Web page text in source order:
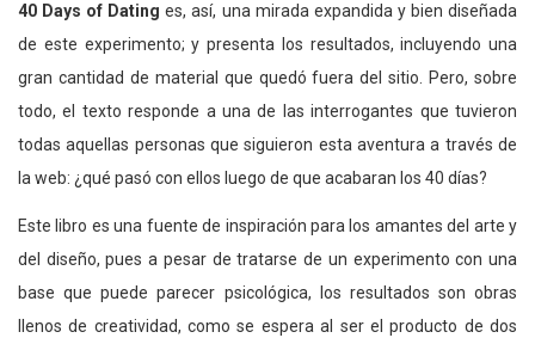
40 Days of Dating es, así, una mirada expandida y bien diseñada
de este experimento; y presenta los resultados, incluyendo una
gran cantidad de material que quedó fuera del sitio. Pero, sobre
todo, el texto responde a una de las interrogantes que tuvieron
todas aquellas personas que siguieron esta aventura a través de
la web: ¿qué pasó con ellos luego de que acabaran los 40 días?
Este libro es una fuente de inspiración para los amantes del arte y
del diseño, pues a pesar de tratarse de un experimento con una
base que puede parecer psicológica, los resultados son obras
llenos de creatividad, como se espera al ser el producto de dos